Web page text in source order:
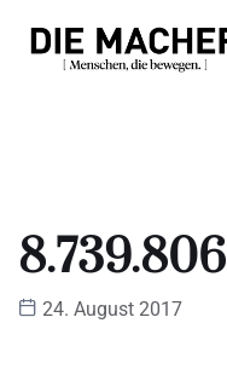
8.739.806
24. August 2017